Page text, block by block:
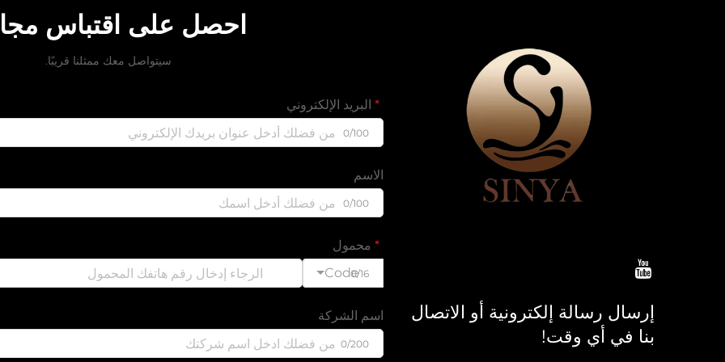
إرسال رسالة إلكترونية أو الاتصال
بنا في أي وقت!
احصل على اقتباس
سيتواصل معك ممثلنا قريبًا.
البريد الإلكتروني
0/100
الاسم
0/100
محمول
Code0/16
اسم الشركة
0/200